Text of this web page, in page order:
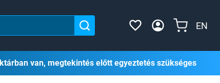
EN
van, megtekintés előtt egyeztetés szükséges